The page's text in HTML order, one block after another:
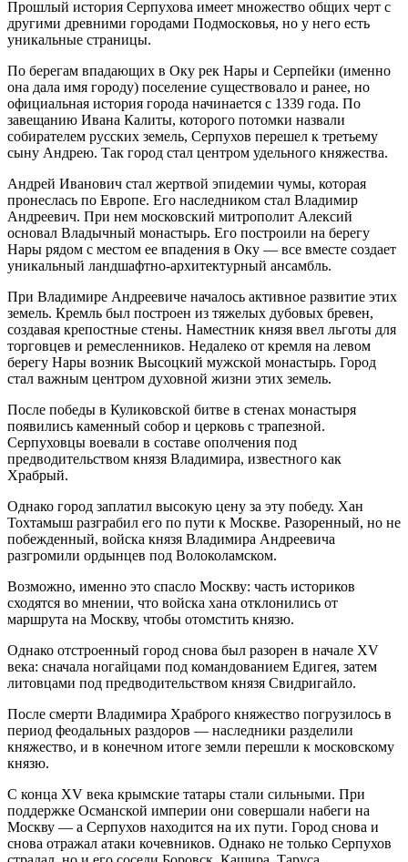
Прошлый история Cерпухова имеет множество общих черт с
другими древними городами Подмосковья, но у него есть
уникальные страницы.
По берегам впадающих в Оку рек Нары и Серпейки (именно
она дала имя городу) поселение существовало и ранее, но
официальная история города начинается с 1339 года. По
завещанию Ивана Калиты, которого потомки назвали
собирателем русских земель, Серпухов перешел к третьему
сыну Андрею. Так город стал центром удельного княжества.
Андрей Иванович стал жертвой эпидемии чумы, которая
пронеслась по Европе. Его наследником стал Владимир
Андреевич. При нем московский митрополит Алексий
основал Владычный монастырь. Его построили на берегу
Нары рядом с местом ее впадения в Оку — все вместе создает
уникальный ландшафтно-архитектурный ансамбль.
При Владимире Андреевиче началось активное развитие этих
земель. Кремль был построен из тяжелых дубовых бревен,
создавая крепостные стены. Наместник князя ввел льготы для
торговцев и ремесленников. Недалеко от кремля на левом
берегу Нары возник Высоцкий мужской монастырь. Город
стал важным центром духовной жизни этих земель.
После победы в Куликовской битве в стенах монастыря
появились каменный собор и церковь с трапезной.
Серпуховцы воевали в составе ополчения под
предводительством князя Владимира, известного как
Храбрый.
Однако город заплатил высокую цену за эту победу. Хан
Тохтамыш разграбил его по пути к Москве. Разоренный, но не
побежденный, войска князя Владимира Андреевича
разгромили ордынцев под Волоколамском.
Возможно, именно это спасло Москву: часть историков
сходятся во мнении, что войска хана отклонились от
маршрута на Москву, чтобы отомстить князю.
Однако отстроенный город снова был разорен в начале XV
века: сначала ногайцами под командованием Едигея, затем
литовцами под предводительством князя Свидригайло.
После смерти Владимира Храброго княжество погрузилось в
период феодальных раздоров — наследники разделили
княжество, и в конечном итоге земли перешли к московскому
князю.
С конца XV века крымские татары стали сильными. При
поддержке Османской империи они совершали набеги на
Москву — а Серпухов находится на их пути. Город снова и
снова отражал атаки кочевников. Однако не только Серпухов